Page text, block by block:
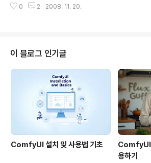
이렇게 아예 카메라에 GPS가 내장되어 있는 경우도 있지
시카고에서 시작되었으며, 지구 온난화(Global Warmin
(10월)에 전시되고, 내년에는 런던에 전시될 예정이라고
합니다. 아래는 CoolGlobes 홈페이지에 있는 전시된 지
구본의 모습을 캡처한 것입니다. 여기(대형)와 여기(소형)
을 들어가면 더 많은 지구본을 만나보실 수 있습니다.
7년 시카고 전시회 때에는 총 120여개의 지구본이 ..
0 2 2008. 11. 20.
이 블로그 인기글
ComfyUI 설치 및 사용법 기초
ComfyUI
용하기